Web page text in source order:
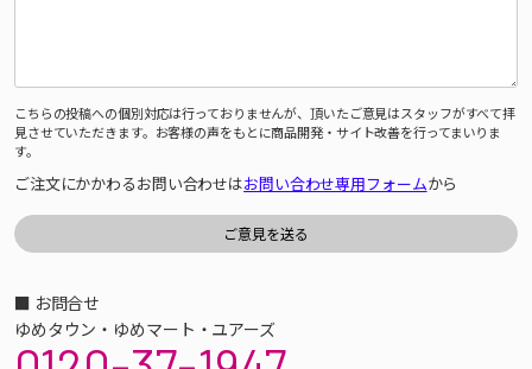
こちらの投稿への個別対応は行っておりませんが、頂いたご意見はスタッフがすべて拝
見させていただきます。お客様の声をもとに商品開発・サイト改善を行ってまいりま
す。
ご注文にかかわるお問い合わせはお問い合わせ専用フォームから
■ お問合せ
ゆめタウン・ゆめマート・ユアーズ